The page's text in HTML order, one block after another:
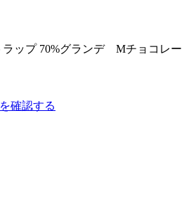
ップ 70%グランデ Mチョコレー
確認する